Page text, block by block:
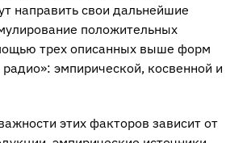
направить свои дальнейшие
положительных
трех описанных выше форм
эмпирической, косвенной и
этих факторов зависит от